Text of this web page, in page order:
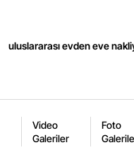
uluslararası evden eve
Video
Galeriler
Foto